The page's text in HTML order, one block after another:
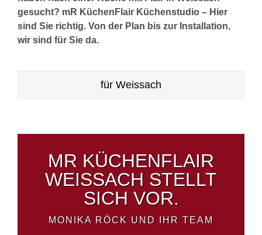
gesucht? mR KüchenFlair Küchenstudio – Hier
sind Sie richtig. Von der Plan bis zur Installation,
wir sind für Sie da.
für Weissach
MR KÜCHENFLAIR
WEISSACH STELLT
SICH VOR.
MONIKA RÖCK UND IHR TEAM